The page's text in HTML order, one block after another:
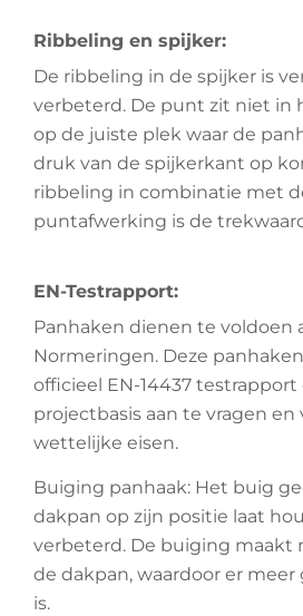
Ribbeling en spijker:
De ribbeling in de spijker is
verbeterd. De punt zit niet in
op de juiste plek waar de
druk van de spijkerkant op
ribbeling in combinatie met
puntafwerking is de
EN-Testrapport:
Panhaken dienen te voldoen
Normeringen. Deze
officieel EN-14437 testrapport
projectbasis aan te vragen en
wettelijke eisen.
Buiging panhaak: Het buig
dakpan op zijn positie laat
verbeterd. De buiging maakt
de dakpan, waardoor er
is.